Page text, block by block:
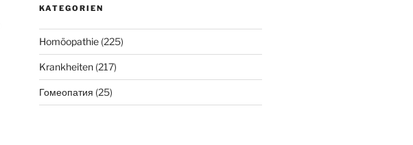
KATEGORIEN
Homöopathie(225)
Krankheiten(217)
Гомеопатия (25)